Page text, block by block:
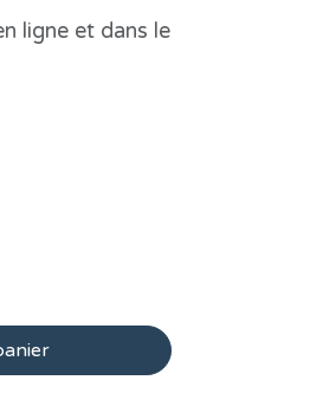
ligne et dans le